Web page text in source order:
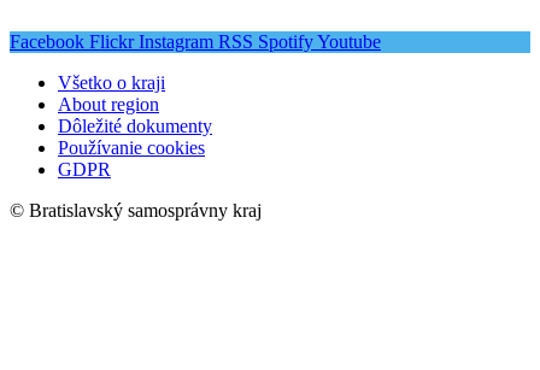
Facebook Flickr Instagram RSS SpotifyYoutube
Všetko o kraji
About region
Dôležité dokumenty
Používanie cookies
GDPR
© Bratislavský samosprávny kraj